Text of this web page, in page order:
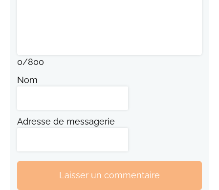
0/800
Nom
Adresse de messagerie
Laisser un commentaire